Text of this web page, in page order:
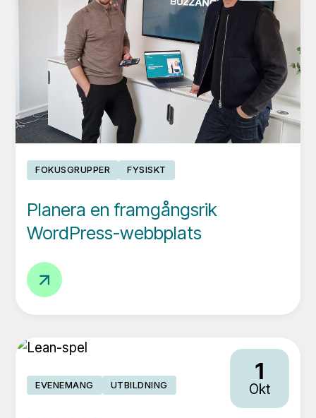
FOKUSGRUPPER FYSISKT
Planera en framgångsrik
WordPress-webbplats
Planera
en
framgångsrik
webbplats
1
Okt
EVENEMANG UTBILDNING